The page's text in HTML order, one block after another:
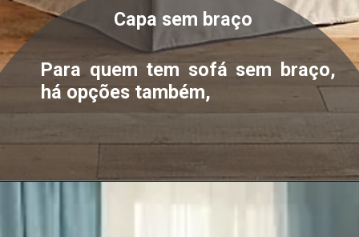
Capa sem braço
Para quem tem sofá sem braço,
há opções também,